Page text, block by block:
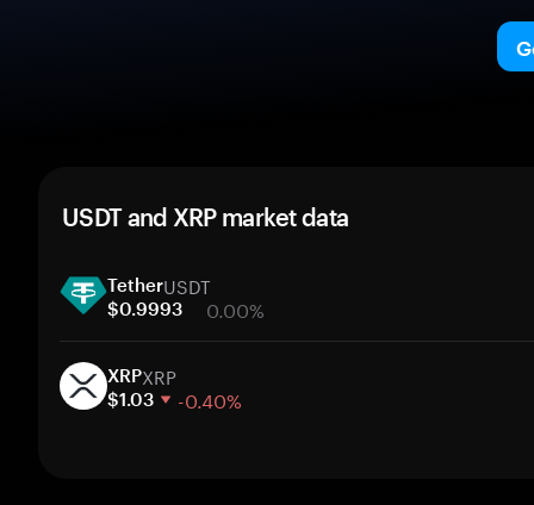
USDT and XRP market data
TetherUSDT
$0.9993 0.00%
30 days
Market cap
XRPXRP
$1.03 -0.40%